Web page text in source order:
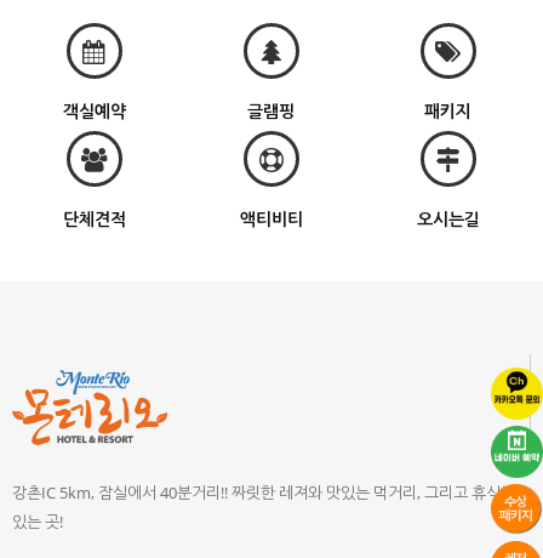
객실예약 글램핑 패키지
단체견적 액티비티 오시는길
강촌IC 5km, 잠실에서 40분거리!! 짜릿한 레져와 맛있는 먹거리, 그리고 휴식이
있는 곳!